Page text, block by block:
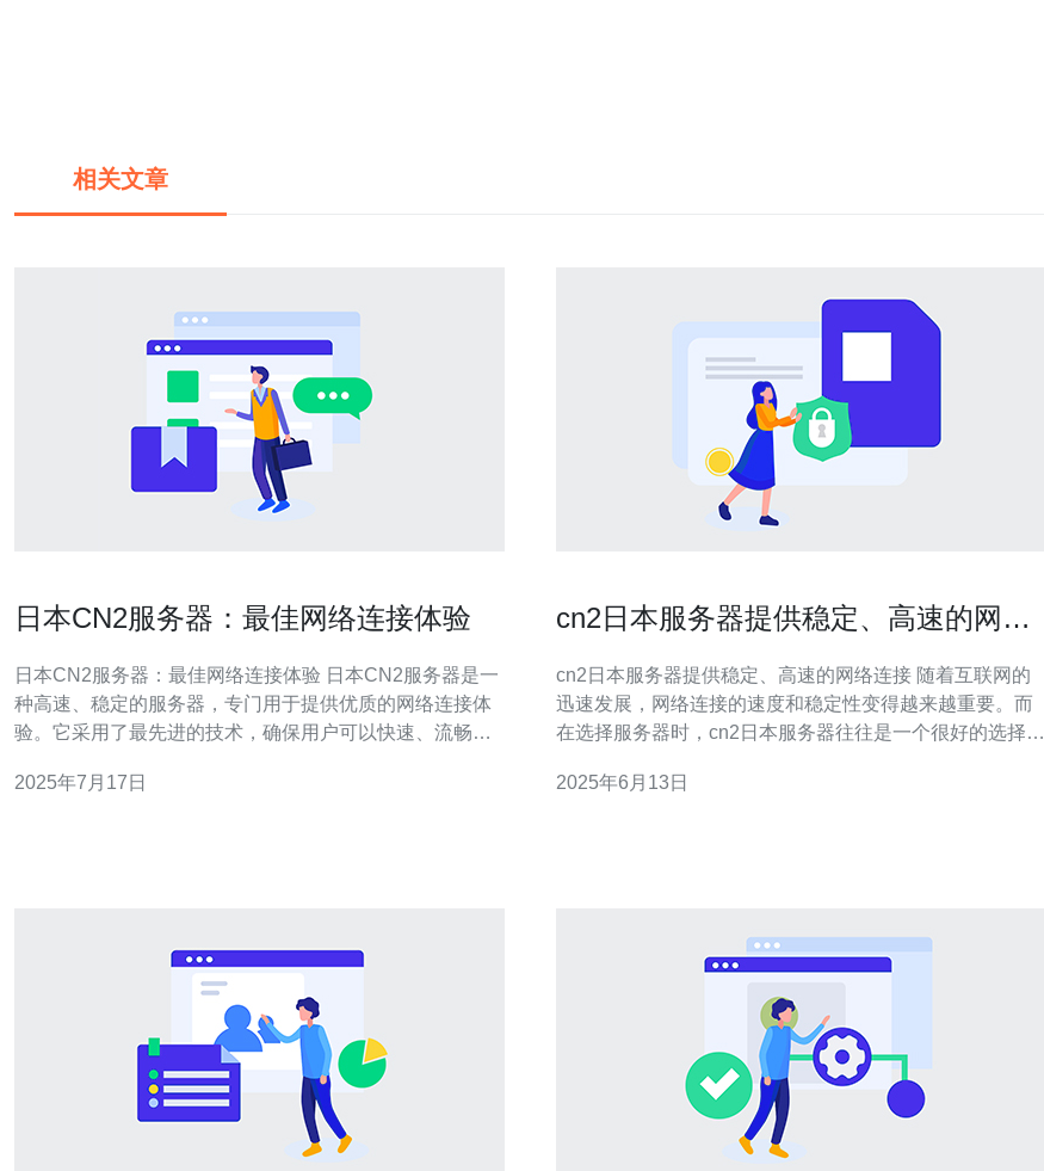
相关文章
日本CN2服务器：最佳网络连接体验
日本CN2服务器：最佳网络连接体验 日本CN2服务器是一
种高速、稳定的服务器，专门用于提供优质的网络连接体
验。它采用了最先进的技术，确保用户可以快速、流畅地
最佳的效果。 日本CN2服务器拥有强大的带宽和处理能
2025年7月17日
cn2日本服务器提供稳定、高速的网络
cn2日本服务器提供稳定、高速的网络连接 随着互联网的
迅速发展，网络连接的速度和稳定性变得越来越重要。而
在选择服务器时，cn2日本服务器往往是一个很好的选择。
能的要求。 cn2日本服务器采用了最先进的网络技术，能
2025年6月13日